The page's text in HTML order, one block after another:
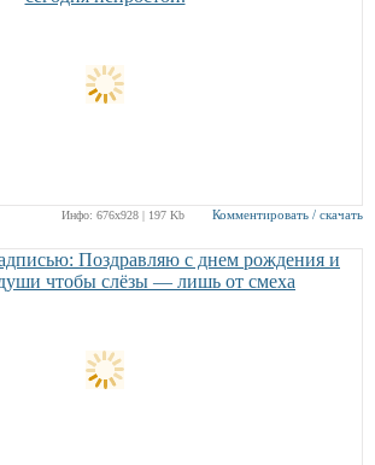
Инфо: 676х928 | 197 Kb Комментировать / скачать